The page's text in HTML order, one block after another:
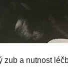
a nutnost